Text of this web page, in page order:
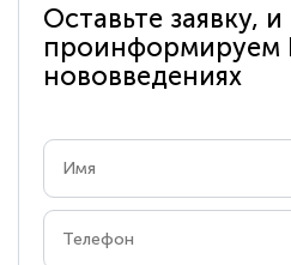
Оставьте заявку,
проинформируем
нововведениях